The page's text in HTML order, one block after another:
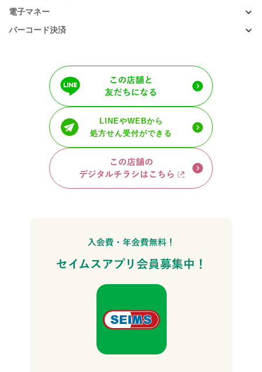
電子マネー
バーコード決済
LINEやWEBから
処方せん受付ができる